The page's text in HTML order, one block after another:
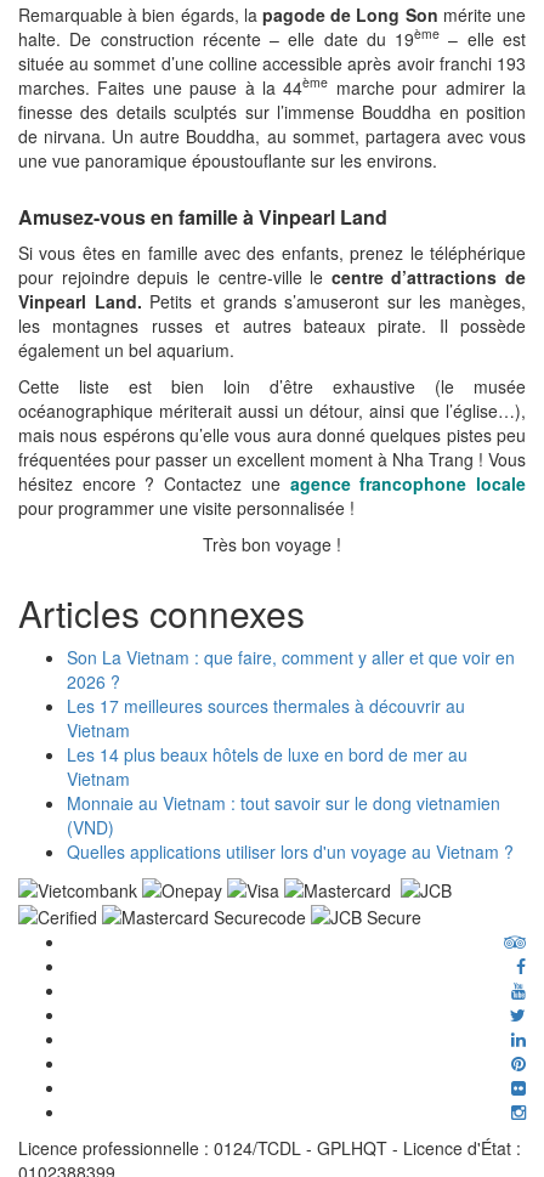
Remarquable à bien égards, la pagode de Long Son mérite une
halte. De construction récente – elle date du 19ème – elle est
située au sommet d’une colline accessible après avoir franchi 193
marches. Faites une pause à la 44ème marche pour admirer la
finesse des details sculptés sur l’immense Bouddha en position
de nirvana. Un autre Bouddha, au sommet, partagera avec vous
une vue panoramique époustouflante sur les environs.
Amusez-vous en familleà Vinpearl Land
Si vous êtes en famille avec des enfants, prenez le téléphérique
pour rejoindre depuis le centre-ville le centre d’attractions de
Vinpearl Land. Petits et grands s’amuseront sur les manèges,
les montagnes russes et autres bateaux pirate. Il possède
également un bel aquarium.
Cette liste est bien loin d’être exhaustive (le musée
océanographique mériterait aussi un détour, ainsi que l’église…),
mais nous espérons qu’elle vous aura donné quelques pistes peu
fréquentées pour passer un excellent moment à Nha Trang ! Vous
hésitez encore ? Contactez une agence francophone locale
pour programmer une visite personnalisée !
Très bon voyage !
Articles connexes
Son La Vietnam : que faire, comment y aller et que voir en
2026 ?
Les 17 meilleures sources thermales à découvrir au
Vietnam
Les 14 plus beaux hôtels de luxe en bord de mer au
Vietnam
Monnaie au Vietnam : tout savoir sur le dong vietnamien
(VND)
Quelles applications utiliser lors d'un voyage au Vietnam ?
Licence professionnelle : 0124/TCDL - GPLHQT - Licence d'État :